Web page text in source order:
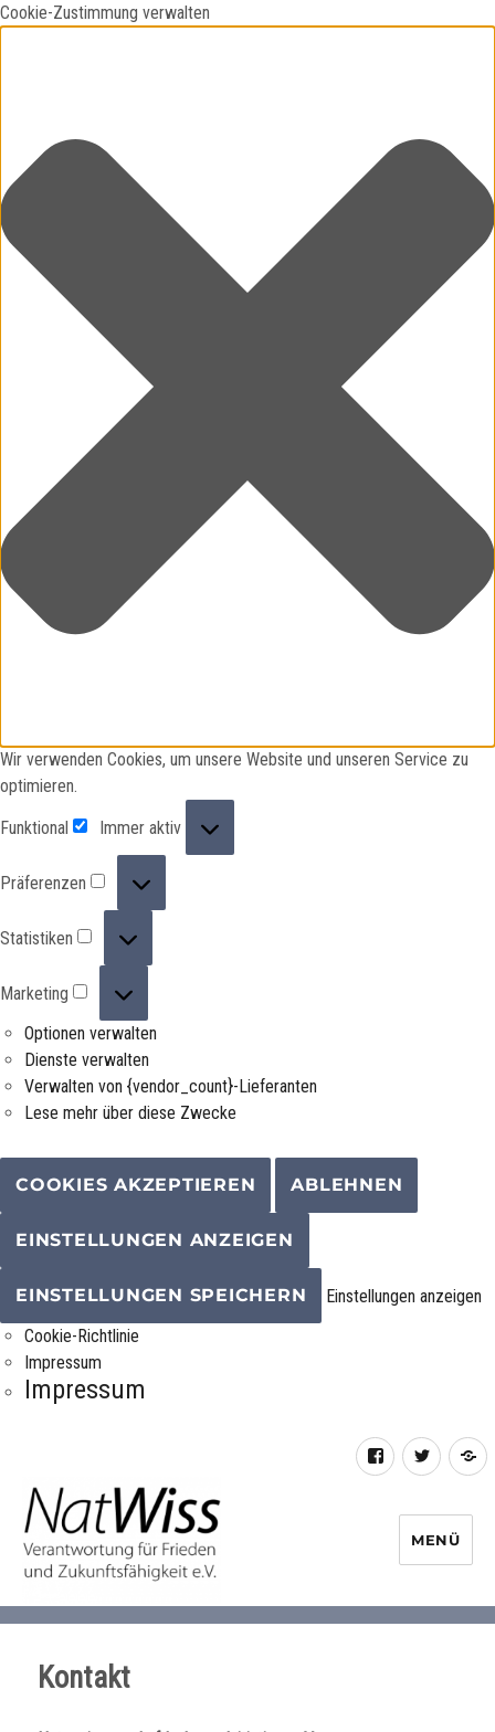
Cookie-Zustimmung verwalten
Wir verwenden Cookies, um unsere Website und unseren Service zu
optimieren.
Funktional
Immer aktiv
Präferenzen
Statistiken
Marketing
Optionen verwalten
Dienste verwalten
Verwalten von {vendor_count}-Lieferanten
Lese mehr über diese Zwecke
COOKIES AKZEPTIEREN ABLEHNEN
EINSTELLUNGEN ANZEIGEN
EINSTELLUNGEN SPEICHERN
Einstellungen anzeigen
Cookie-Richtlinie
Impressum
Impressum
FacebookTwitter
Initiative
MENÜ
Kontakt